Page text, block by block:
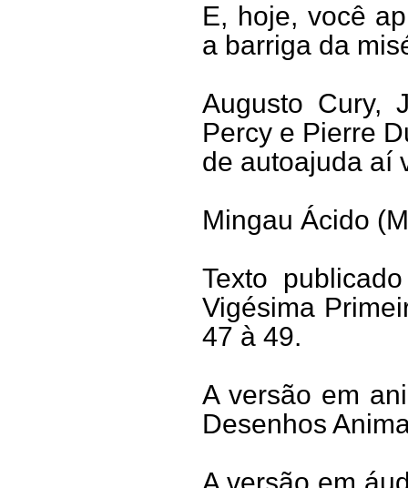
E, hoje, você
a barriga da
Augusto Cury,
Percy e Pierre
de autoajuda aí
Mingau Ácido
Texto
Vigésima
47 à 49.
A versão em
Desenhos